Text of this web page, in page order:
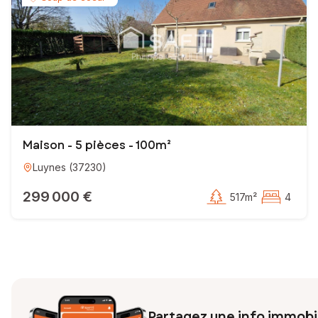
Maison - 5 pièces - 100m²
Luynes (37230)
299 000 € 517m² 4